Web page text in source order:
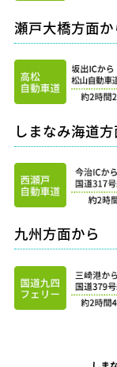
瀬戸大橋方面か
しまなみ海道
九州方面から